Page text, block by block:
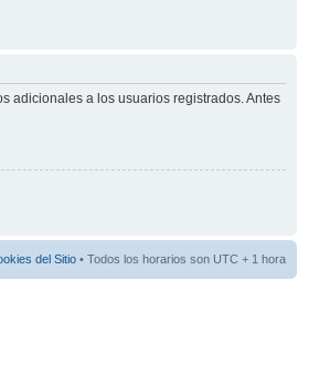
adicionales a los usuarios registrados. Antes
del Sitio • Todos los horarios son UTC + 1 hora